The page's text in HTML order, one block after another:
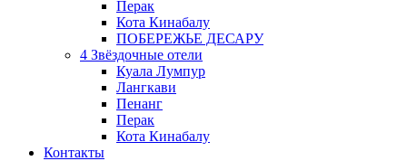
Перак
Кота Кинабалу
ПОБЕРЕЖЬЕ ДЕСАРУ
4 Звёздочные отели
Куала Лумпур
Лангкави
Пенанг
Перак
Кота Кинабалу
Контакты